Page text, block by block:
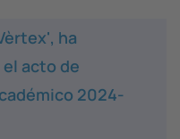
ha
acto de
2024-